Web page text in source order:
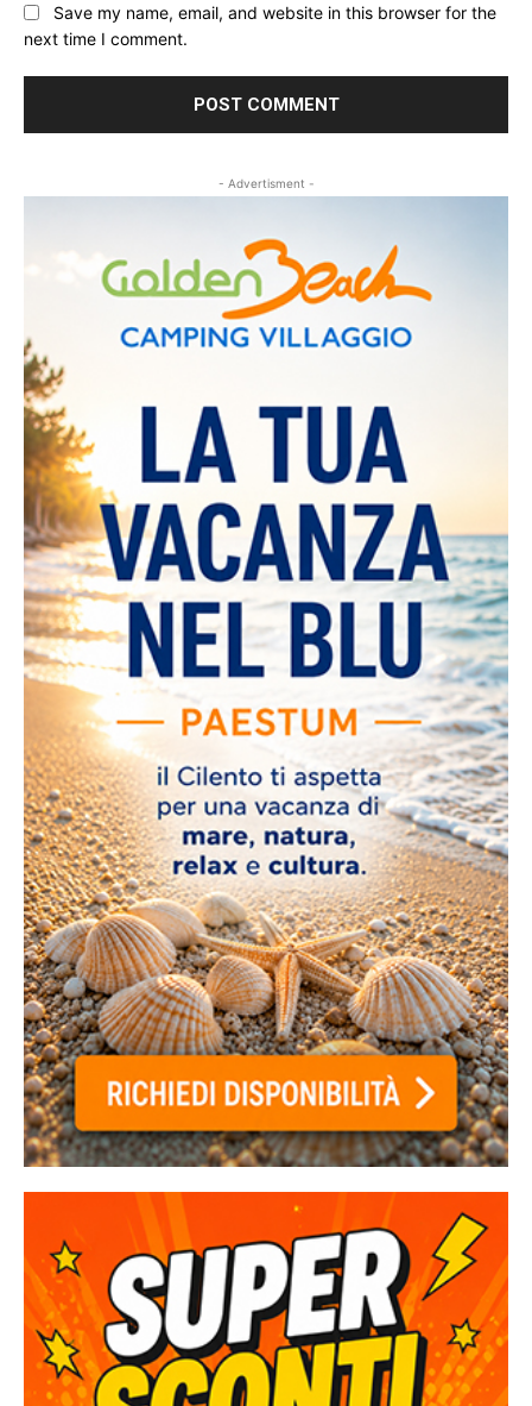
Save my name, email, and website in this browser for the
next time I comment.
- Advertisment -